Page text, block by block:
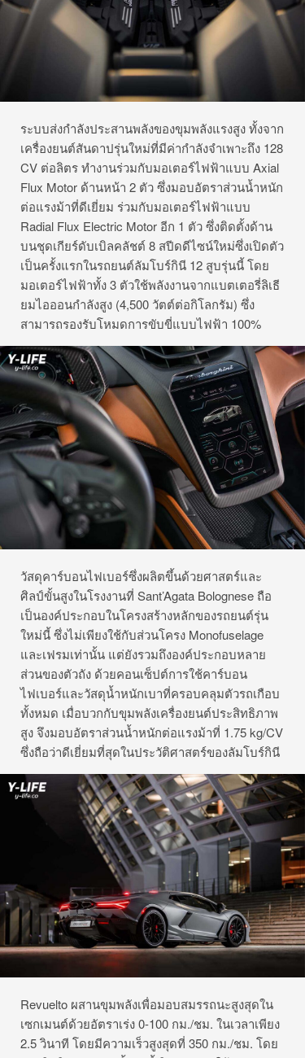
ระบบส่งกำลังประสานพลังของขุมพลังแรงสูง ทั้งจาก
เครื่องยนต์สันดาปรุ่นใหม่ที่มีค่ากำลังจำเพาะถึง 128
CV ต่อลิตร ทำงานร่วมกับมอเตอร์ไฟฟ้าแบบ Axial
Flux Motor ด้านหน้า 2 ตัว ซึ่งมอบอัตราส่วนน้ำหนัก
ต่อแรงม้าที่ดีเยี่ยม ร่วมกับมอเตอร์ไฟฟ้าแบบ
Radial Flux Electric Motor อีก 1 ตัว ซึ่งติดตั้งด้าน
บนชุดเกียร์ดับเบิลคลัชต์ 8 สปีดดีไซน์ใหม่ซึ่งเปิดตัว
เป็นครั้งแรกในรถยนต์ลัมโบร์กินี 12 สูบรุ่นนี้ โดย
มอเตอร์ไฟฟ้าทั้ง 3 ตัวใช้พลังงานจากแบตเตอรี่ลิเธี
ยมไอออนกำลังสูง (4,500 วัตต์ต่อกิโลกรัม) ซึ่ง
สามารถรองรับโหมดการขับขี่แบบไฟฟ้า 100%
วัสดุคาร์บอนไฟเบอร์ซึ่งผลิตขึ้นด้วยศาสตร์และ
ศิลป์ขั้นสูงในโรงงานที่ Sant’Agata Bolognese ถือ
เป็นองค์ประกอบในโครงสร้างหลักของรถยนต์รุ่น
ใหม่นี้ ซึ่งไม่เพียงใช้กับส่วนโครง Monofuselage
และเฟรมเท่านั้น แต่ยังรวมถึงองค์ประกอบหลาย
ส่วนของตัวถัง ด้วยคอนเซ็ปต์การใช้คาร์บอน
ไฟเบอร์และวัสดุน้ำหนักเบาที่ครอบคลุมตัวรถเกือบ
ทั้งหมด เมื่อบวกกับขุมพลังเครื่องยนต์ประสิทธิภาพ
สูง จึงมอบอัตราส่วนน้ำหนักต่อแรงม้าที่ 1.75 kg/CV
ซึ่งถือว่าดีเยี่ยมที่สุดในประวัติศาสตร์ของลัมโบร์กินี
Revuelto ผสานขุมพลังเพื่อมอบสมรรถนะสูงสุดใน
เซกเมนต์ด้วยอัตราเร่ง 0-100 กม./ชม. ในเวลาเพียง
2.5 วินาที โดยมีความเร็วสูงสุดที่ 350 กม./ชม. โดย